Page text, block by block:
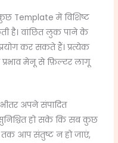
Template में विशिष्ट
है। वांछित लुक पाने के
कर सकते हैं। प्रत्येक
मेनू से फ़िल्टर लागू
अपने संपादित
हो सके कि सब कुछ
तक आप संतुष्ट न हो जाएं,